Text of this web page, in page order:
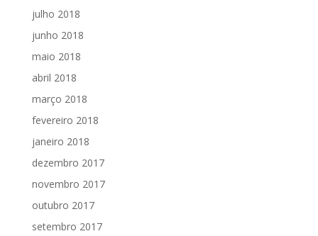
julho 2018
junho 2018
maio 2018
abril 2018
março 2018
fevereiro 2018
janeiro 2018
dezembro 2017
novembro 2017
outubro 2017
setembro 2017